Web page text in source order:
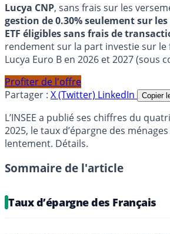
Lucya CNP, sans frais sur les
gestion de 0.30% seulement sur
ETF éligibles sans frais de
rendement sur la part investie sur le
Lucya Euro B en 2026 et 2027 (sous
Profiter de l'offre
Partager : X (Twitter) LinkedIn Copier
L’INSEE a publié ses chiffres du
2025, le taux d’épargne des
lentement. Détails.
Sommaire de l'article
Taux d’épargne des Français